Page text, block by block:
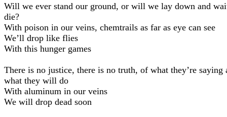
Will we ever stand our ground, or will we lay down and
die?
With poison in our veins, chemtrails as far as eye can see
We’ll drop like flies
With this hunger games
There is no justice, there is no truth, of what they’re saying
what they will do
With aluminum in our veins
We will drop dead soon